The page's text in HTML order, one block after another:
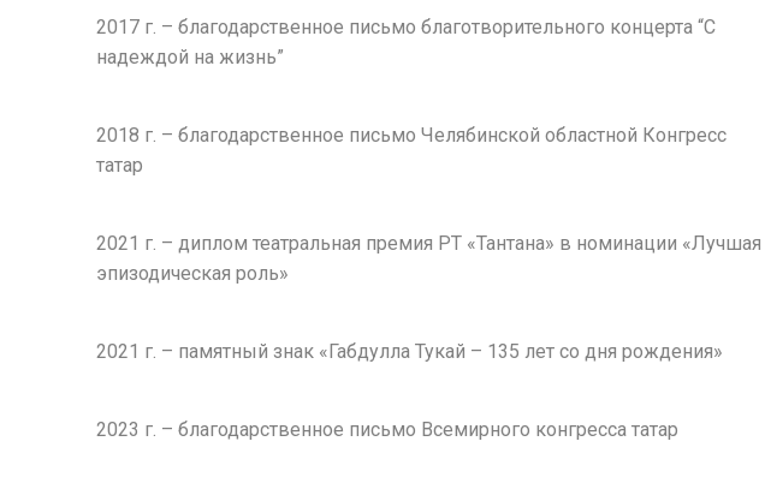
2017 г. – благодарственное письмо благотворительного концерта “С
надеждой на жизнь”
2018 г. – благодарственное письмо Челябинской областной Конгресс
татар
2021 г. – диплом театральная премия РТ «Тантана» в номинации «Лучшая
эпизодическая роль»
2021 г. – памятный знак «Габдулла Тукай – 135 лет со дня рождения»
2023 г. – благодарственное письмо Всемирного конгресса татар